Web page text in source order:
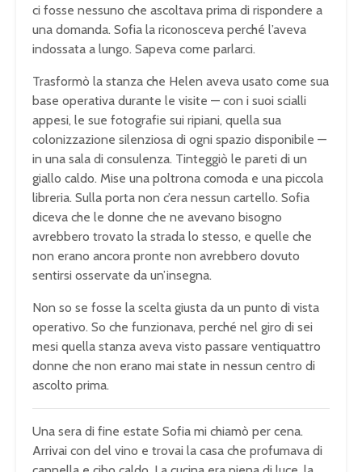
ci fosse nessuno che ascoltava prima di rispondere a
una domanda. Sofia la riconosceva perché l’aveva
indossata a lungo. Sapeva come parlarci.
Trasformò la stanza che Helen aveva usato come sua
base operativa durante le visite — con i suoi scialli
appesi, le sue fotografie sui ripiani, quella sua
colonizzazione silenziosa di ogni spazio disponibile —
in una sala di consulenza. Tinteggiò le pareti di un
giallo caldo. Mise una poltrona comoda e una piccola
libreria. Sulla porta non c’era nessun cartello. Sofia
diceva che le donne che ne avevano bisogno
avrebbero trovato la strada lo stesso, e quelle che
non erano ancora pronte non avrebbero dovuto
sentirsi osservate da un’insegna.
Non so se fosse la scelta giusta da un punto di vista
operativo. So che funzionava, perché nel giro di sei
mesi quella stanza aveva visto passare ventiquattro
donne che non erano mai state in nessun centro di
ascolto prima.
Una sera di fine estate Sofia mi chiamò per cena.
Arrivai con del vino e trovai la casa che profumava di